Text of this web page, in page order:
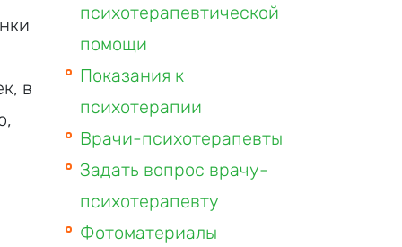
в
психотерапевтической
помощи
Показания к
психотерапии
Врачи-психотерапевты
Задать вопрос врачу-
психотерапевту
Фотоматериалы